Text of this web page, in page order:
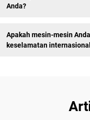
Anda?
Apakah mesin-mesin
keselamatan